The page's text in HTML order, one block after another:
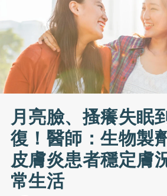
月亮臉、搔癢失眠
復！醫師：生物製
皮膚炎患者穩定膚
常生活